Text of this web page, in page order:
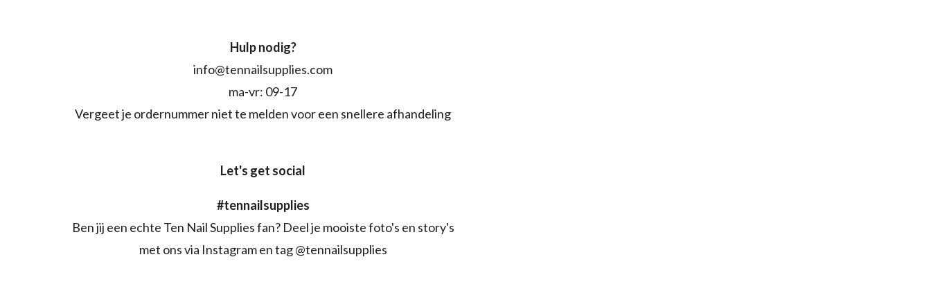
Hulp nodig?
info@tennailsupplies.com
ma-vr: 09-17
Vergeet je ordernummer niet te melden voor een snellere afhandeling
Let's get social
#tennailsupplies
Ben jij een echte Ten Nail Supplies fan? Deel je mooiste foto's en story's
met ons via Instagram en tag @tennailsupplies